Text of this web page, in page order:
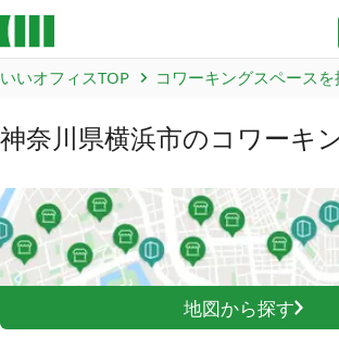
よくあるご質問
法人での利用
いいオフィス（コワーキングスペース）
いいオフィスTOP コワーキングスペースを
神奈川県横浜市のコワーキ
地図から探す